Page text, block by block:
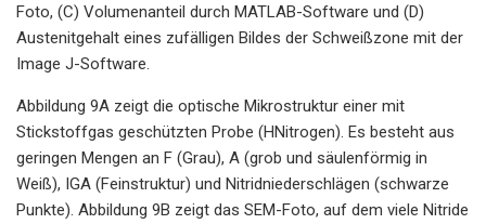
Foto, (C) Volumenanteil durch MATLAB-Software und (D)
Austenitgehalt eines zufälligen Bildes der Schweißzone mit der
Image J-Software.
Abbildung 9A zeigt die optische Mikrostruktur einer mit
Stickstoffgas geschützten Probe (HNitrogen). Es besteht aus
geringen Mengen an F (Grau), A (grob und säulenförmig in
Weiß), IGA (Feinstruktur) und Nitridniederschlägen (schwarze
Punkte). Abbildung 9B zeigt das SEM-Foto, auf dem viele Nitride